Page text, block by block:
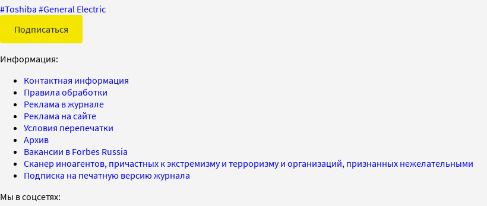
#Toshiba #General Electric
Подписаться
Информация:
Контактная информация
Правила обработки
Реклама в журнале
Реклама на сайте
Условия перепечатки
Архив
Вакансии в Forbes Russia
Сканер иноагентов, причастных к экстремизму и терроризму и организаций, признанных нежелательными
Подписка на печатную версию журнала
Мы в соцсетях: